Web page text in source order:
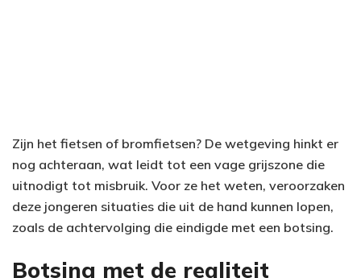
Zijn het fietsen of bromfietsen? De wetgeving hinkt er
nog achteraan, wat leidt tot een vage grijszone die
uitnodigt tot misbruik. Voor ze het weten, veroorzaken
deze jongeren situaties die uit de hand kunnen lopen,
zoals de achtervolging die eindigde met een botsing.
Botsing met de realiteit